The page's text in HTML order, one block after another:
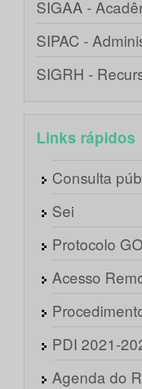
SIGAA -
SIPAC -
SIGRH -
Links rápidos
Consulta
Sei
Protocolo
Acesso
PDI 2021-
Agenda do